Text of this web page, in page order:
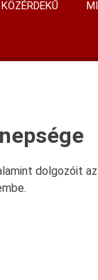
KÖZÉRDEKŰ
dolgozóit